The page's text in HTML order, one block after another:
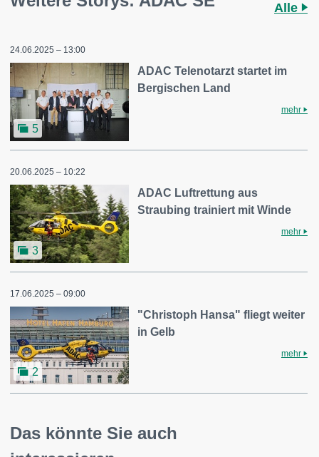
Alle
24.06.2025 – 13:00
5
ADAC Telenotarzt startet im
Bergischen Land
mehr
20.06.2025 – 10:22
3
ADAC Luftrettung aus
Straubing trainiert mit Winde
mehr
17.06.2025 – 09:00
2
"Christoph Hansa" fliegt weiter
in Gelb
mehr
Das könnte Sie auch